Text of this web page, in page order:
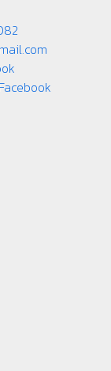
Facebook